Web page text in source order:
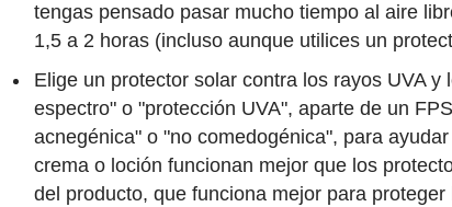
tengas pensado pasar mucho tiempo al aire
1,5 a 2 horas (incluso aunque utilices un
Elige un protector solar contra los rayos UVA
espectro" o "protección UVA", aparte de un
acnegénica" o "no comedogénica", para
crema o loción funcionan mejor que los
del producto, que funciona mejor para proteger